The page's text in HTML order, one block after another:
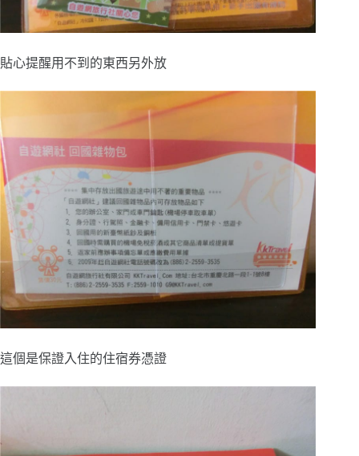
貼心提醒用不到的東西另外放
這個是保證入住的住宿券憑證